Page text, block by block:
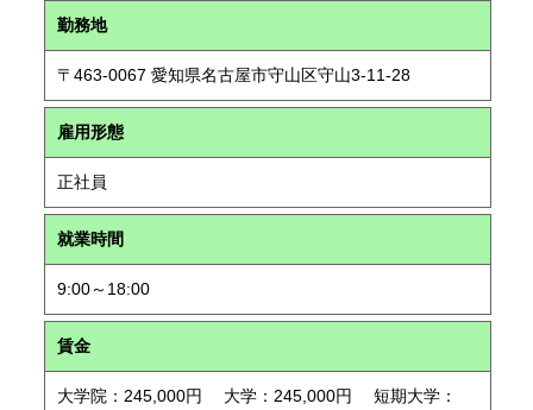
勤務地
〒463-0067 愛知県名古屋市守山区守山3-11-28
雇用形態
正社員
就業時間
9:00～18:00
賃金
大学院：245,000円 大学：245,000円 短期大学：